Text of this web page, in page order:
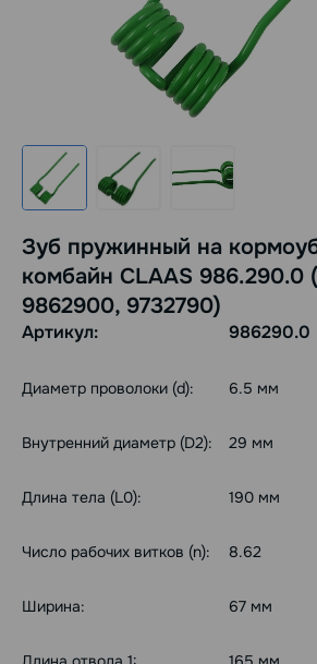
Зуб пружинный на
комбайн CLAAS 986.290.0
9862900, 9732790)
Артикул: 986290.0
Диаметр проволоки (d): 6.5 мм
Внутренний диаметр (D2): 29 мм
Длина тела (L0): 190 мм
Число рабочих витков (n): 8.62
Ширина: 67 мм